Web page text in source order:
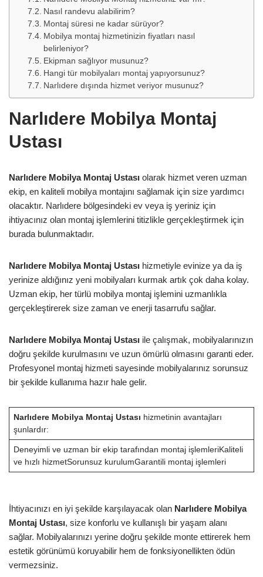
Nasıl randevu alabilirim?
Montaj süresi ne kadar sürüyor?
Mobilya montaj hizmetinizin fiyatları nasıl
belirleniyor?
Ekipman sağlıyor musunuz?
Hangi tür mobilyaları montaj yapıyorsunuz?
Narlıdere dışında hizmet veriyor musunuz?
Narlıdere Mobilya Montaj
Ustası
Narlıdere Mobilya Montaj Ustası olarak hizmet veren uzman
ekip, en kaliteli mobilya montajını sağlamak için size yardımcı
olacaktır. Narlıdere bölgesindeki ev veya iş yeriniz için
ihtiyacınız olan montaj işlemlerini titizlikle gerçekleştirmek için
burada bulunmaktadır.
Narlıdere Mobilya Montaj Ustası hizmetiyle evinize ya da iş
yerinize aldığınız yeni mobilyaları kurmak artık çok daha kolay.
Uzman ekip, her türlü mobilya montaj işlemini uzmanlıkla
gerçekleştirerek size zaman ve enerji tasarrufu sağlar.
Narlıdere Mobilya Montaj Ustası ile çalışmak, mobilyalarınızın
doğru şekilde kurulmasını ve uzun ömürlü olmasını garanti eder.
Profesyonel montaj hizmeti sayesinde mobilyalarınız sorunsuz
bir şekilde kullanıma hazır hale gelir.
Narlıdere Mobilya Montaj Ustası hizmetinin avantajları
şunlardır:
Deneyimli ve uzman bir ekip tarafından montaj işlemleriKaliteli
ve hızlı hizmetSorunsuz kurulumGarantili montaj işlemleri
İhtiyacınızı en iyi şekilde karşılayacak olan Narlıdere Mobilya
Montaj Ustası, size konforlu ve kullanışlı bir yaşam alanı
sağlar. Mobilyalarınızı yerine doğru şekilde monte ettirerek hem
estetik görünümü koruyabilir hem de fonksiyonellikten ödün
vermezsiniz.